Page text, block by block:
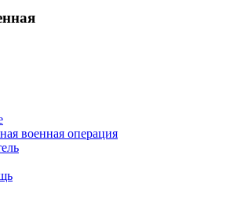
военная операция